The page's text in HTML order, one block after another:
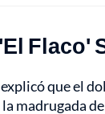
Flaco'
que el
madrugada